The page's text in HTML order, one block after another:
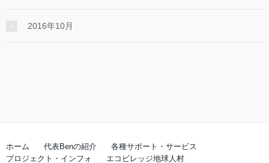
2016年10月
ホーム 代表Benの紹介
各種サポート・サービス
プロジェクト・インフォ
エコビレッジ地球人村